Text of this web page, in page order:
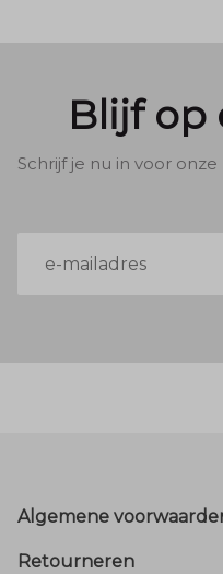
Blijf op
Schrijf je nu in voor
mailadres
Footer
Algemene
Retourneren